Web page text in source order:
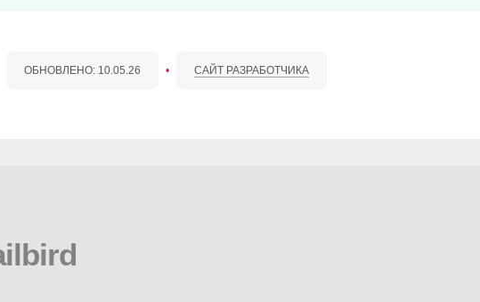
ОБНОВЛЕНО: 10.05.26 • САЙТ РАЗРАБОТЧИКА